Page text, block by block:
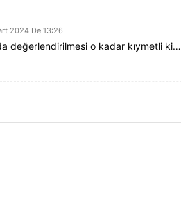
2024 De 13:26
değerlendirilmesi o kadar kıymetli ki…